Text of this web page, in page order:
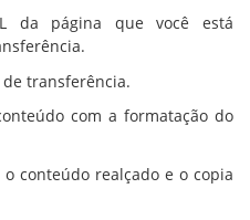
da página que você está
transferência.
com a formatação do
o conteúdo realçado e o copia